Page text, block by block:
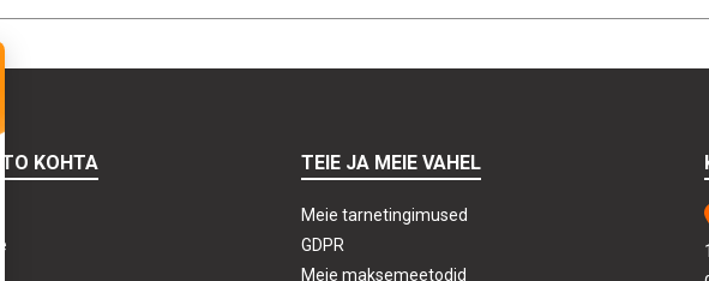
KOHTA TEIE JA MEIE VAHEL
Meie tarnetingimused
GDPR
Meie maksemeetodid